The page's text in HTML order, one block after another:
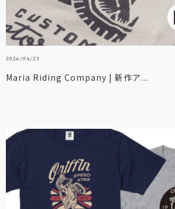
2026/04/23
Maria Riding Company | 新作ア...